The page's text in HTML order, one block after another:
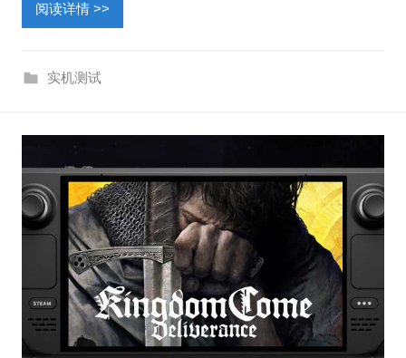
阅读详情 >>
实机测试